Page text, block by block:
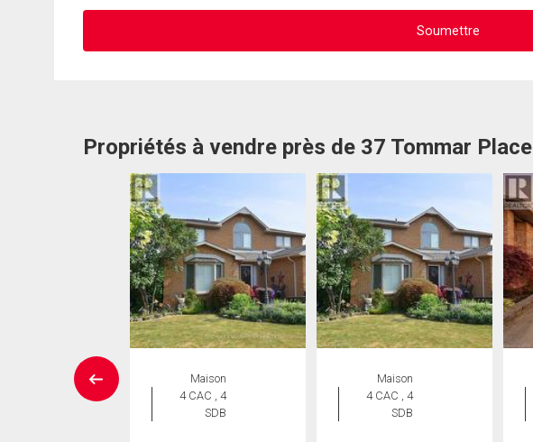
Propriétés à vendre près de 37 Tommar Place
Maison
4 CAC , 4
SDB
Maison
4 CAC , 4
SDB